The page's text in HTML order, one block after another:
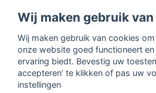
Neem contact met
Akoestisch
Montage en
Vragen en
Wij maken gebruik
Wij maken gebruik van cookies
onze website goed functioneert
ervaring biedt. Bevestig uw
accepteren’ te klikken of pas uw
instellingen